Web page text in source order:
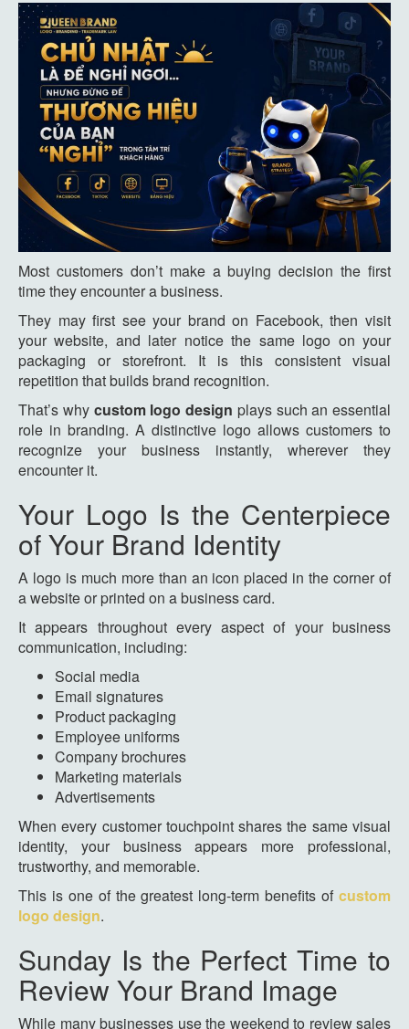
Most customers don’t make a buying decision the first
time they encounter a business.
They may first see your brand on Facebook, then visit
your website, and later notice the same logo on your
packaging or storefront. It is this consistent visual
repetition that builds brand recognition.
That’s why custom logo design plays such an essential
role in branding. A distinctive logo allows customers to
recognize your business instantly, wherever they
encounter it.
Your Logo Is the Centerpiece
of Your Brand Identity
A logo is much more than an icon placed in the corner of
a website or printed on a business card.
It appears throughout every aspect of your business
communication, including:
Social media
Email signatures
Product packaging
Employee uniforms
Company brochures
Marketing materials
Advertisements
When every customer touchpoint shares the same visual
identity, your business appears more professional,
trustworthy, and memorable.
This is one of the greatest long-term benefits of custom
logo design.
Sunday Is the Perfect Time to
Review Your Brand Image
While many businesses use the weekend to review sales